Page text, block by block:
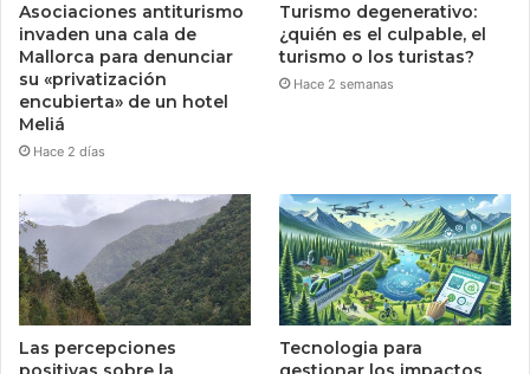
Asociaciones antiturismo
invaden una cala de
Mallorca para denunciar
su «privatización
encubierta» de un hotel
Meliá
Hace 2 días
Turismo degenerativo:
¿quién es el culpable, el
turismo o los turistas?
Hace 2 semanas
Las percepciones
Tecnologia para